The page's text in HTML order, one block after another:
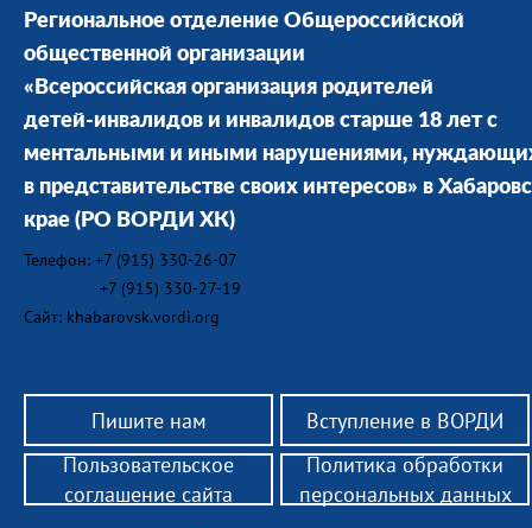
Региональное отделение Общероссийской
общественной организации
«Всероссийская организация родителей
детей-инвалидов и инвалидов старше 18 лет с
ментальными и иными нарушениями,
в представительстве своих интересов» в
крае (РО ВОРДИ ХК)
Телефон: +7 (915) 330-26-07
+7 (915) 330-27-19
Сайт: khabarovsk.vordi.org
Пишите нам Вступление в ВОРДИ
Пользовательское
соглашение сайта
Политика обработки
персональных данных